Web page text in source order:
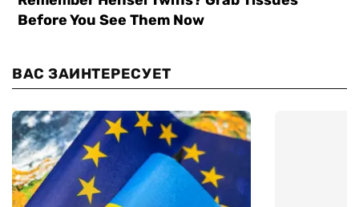
ВАС ЗАИНТЕРЕСУЕТ